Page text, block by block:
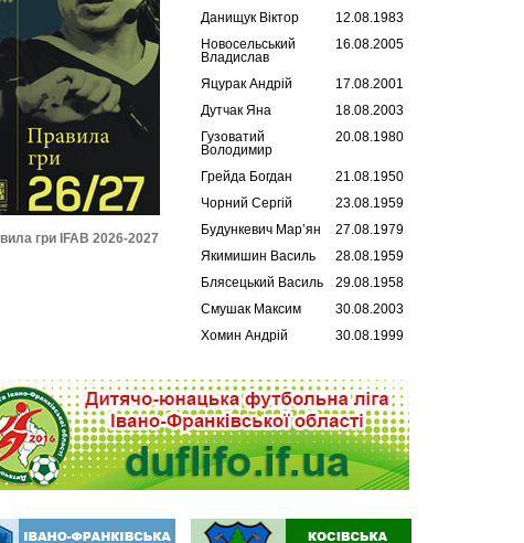
Регламент УАФ зі статусу і
трансферу футболістів
Дисциплінарні правила УАФ
(2025)
Данищук Віктор
12.08.1983
Новосельський
Владислав
16.08.2005
Яцурак Андрій
17.08.2001
Дутчак Яна
18.08.2003
Гузоватий
Володимир
20.08.1980
Грейда Богдан
21.08.1950
Чорний Сергій
23.08.1959
Будункевич Мар’ян
27.08.1979
Якимишин Василь
28.08.1959
Блясецький Василь
29.08.1958
Смушак Максим
30.08.2003
Хомин Андрій
30.08.1999